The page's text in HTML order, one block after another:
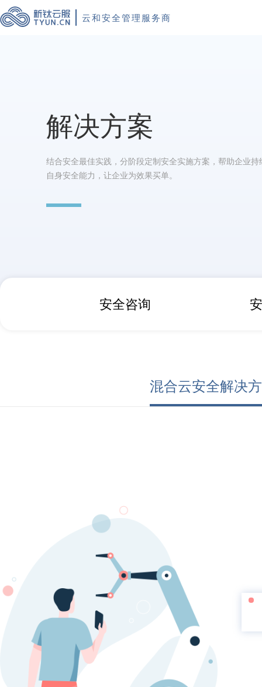
云和安全管理服务商
解决方案
结合安全最佳实践，分阶段定制安全实施方案，帮助企业持
自身安全能力，让企业为效果买单。
安全咨询
混合云安全解决